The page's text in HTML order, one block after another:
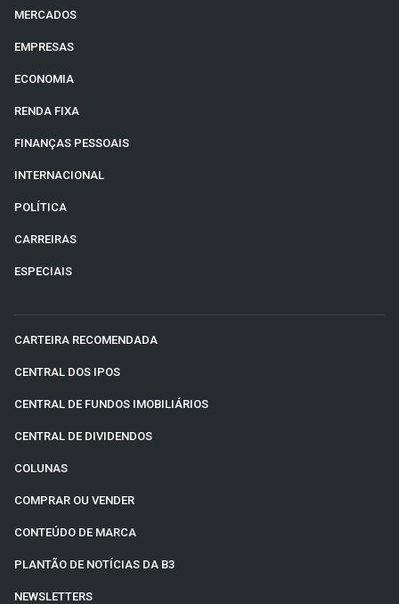
MERCADOS
EMPRESAS
ECONOMIA
RENDA FIXA
FINANÇAS PESSOAIS
INTERNACIONAL
POLÍTICA
CARREIRAS
ESPECIAIS
CARTEIRA RECOMENDADA
CENTRAL DOS IPOS
CENTRAL DE FUNDOS IMOBILIÁRIOS
CENTRAL DE DIVIDENDOS
COLUNAS
COMPRAR OU VENDER
CONTEÚDO DE MARCA
PLANTÃO DE NOTÍCIAS DA B3
NEWSLETTERS